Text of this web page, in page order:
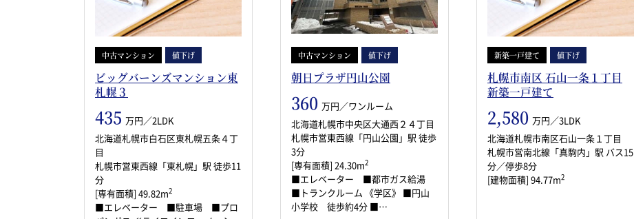
中古マンション 値下げ
ビッグバーンズマンション東
札幌３
435 万円／2LDK
北海道札幌市白石区東札幌五条４丁
目
札幌市営東西線「東札幌」駅 徒歩11
分
[専有面積] 49.82m2
■エレベーター ■駐車場 ■プロ
中古マンション 値下げ
朝日プラザ円山公園
360 万円／ワンルーム
北海道札幌市中央区大通西２４丁目
札幌市営東西線「円山公園」駅 徒歩
3分
[専有面積] 24.30m2
■エレベーター ■都市ガス給湯
■トランクルーム 《学区》 ■円山
小学校 徒歩約4分 ■…
新築一戸建て 値下げ
札幌市南区 石山一条１丁目
新築一戸建て
2,580 万円／3LDK
北海道札幌市南区石山一条１丁目
札幌市営南北線「真駒内」駅 バス15
分／停歩8分
[建物面積] 94.77m2